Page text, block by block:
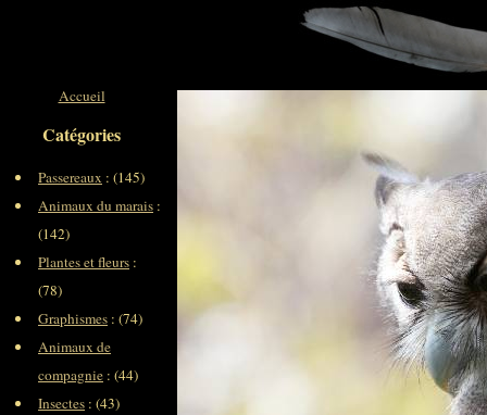
Accueil
Catégories
Passereaux : (145)
Animaux du marais :
(142)
Plantes et fleurs :
(78)
Graphismes : (74)
Animaux de
compagnie : (44)
Insectes : (43)